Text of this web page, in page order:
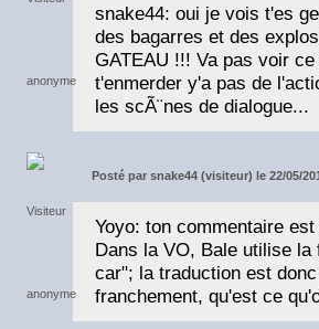
snake44: oui je vois t'es
des bagarres et des
GATEAU !!! Va pas voir
t'enmerder y'a pas de
les scÃ¨nes de dialogue...
Posté par snake44 (visiteur) le 22/05/
Yoyo: ton commentaire
Dans la VO, Bale utilise
car"; la traduction est
franchement, qu'est ce